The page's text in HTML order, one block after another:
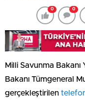
0 0
Milli Savunma
Bakanı Tümgeneral
gerçekleştirilen